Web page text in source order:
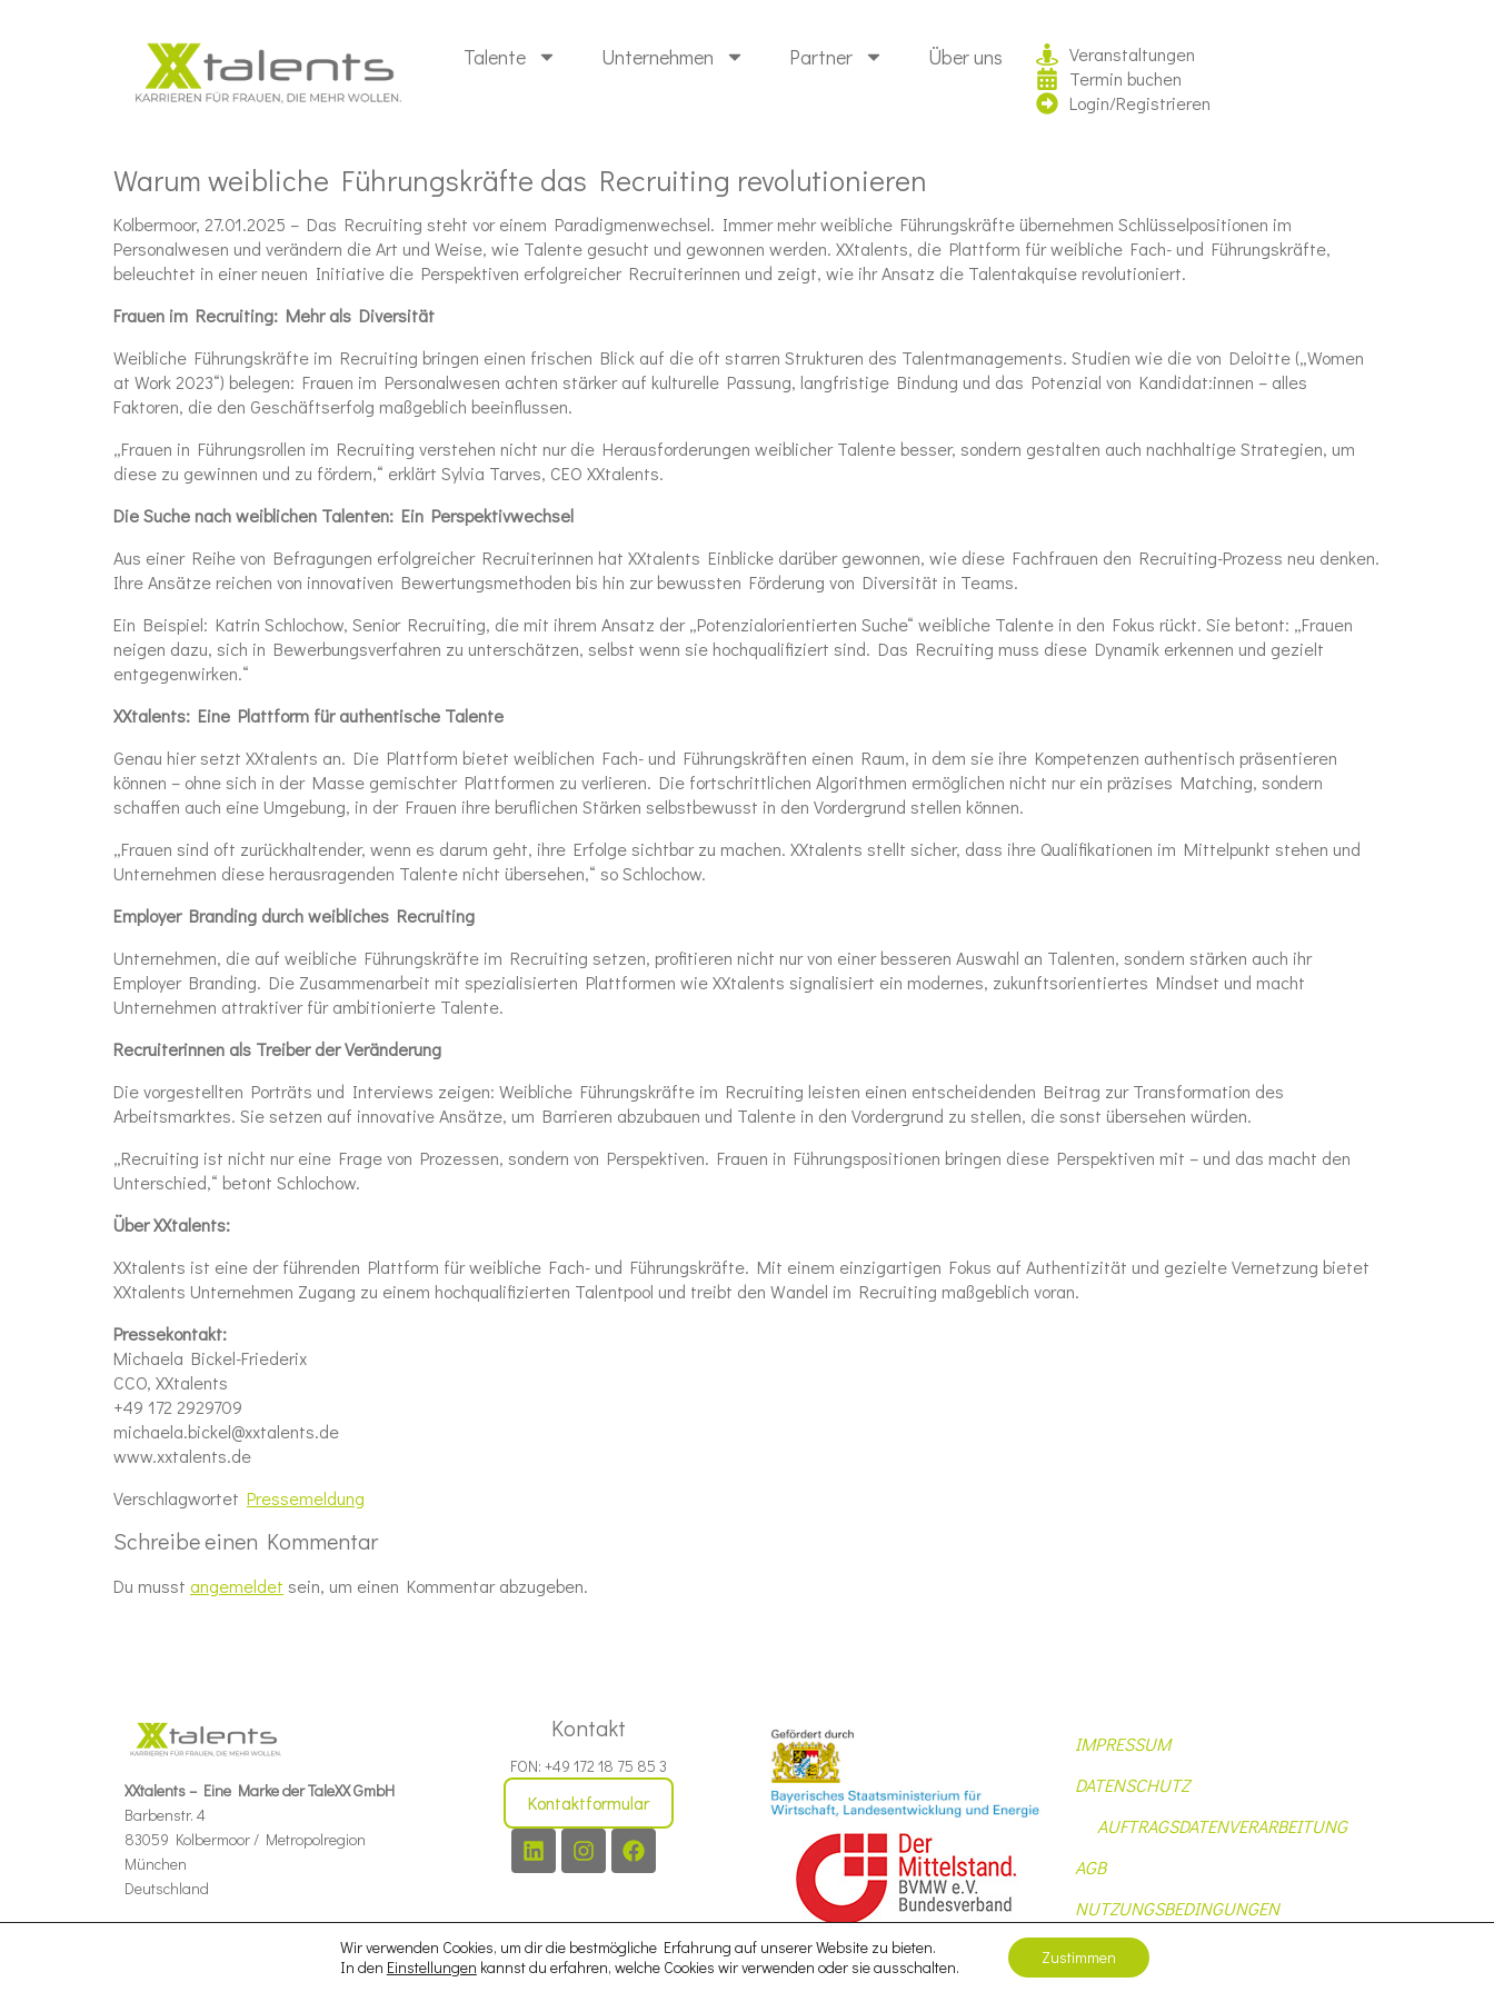
Talente Unternehmen Partner Über uns
Veranstaltungen
Termin buchen
Login/Registrieren
Warum weibliche Führungskräfte das Recruiting revolutionieren
Kolbermoor, 27.01.2025 – Das Recruiting steht vor einem Paradigmenwechsel. Immer mehr weibliche Führungskräfte übernehmen Schlüsselpositionen im
Personalwesen und verändern die Art und Weise, wie Talente gesucht und gewonnen werden. XXtalents, die Plattform für weibliche Fach- und Führungskräfte,
beleuchtet in einer neuen Initiative die Perspektiven erfolgreicher Recruiterinnen und zeigt, wie ihr Ansatz die Talentakquise revolutioniert.
Frauen im Recruiting: Mehr als Diversität
Weibliche Führungskräfte im Recruiting bringen einen frischen Blick auf die oft starren Strukturen des Talentmanagements. Studien wie die von Deloitte („Women
at Work 2023“) belegen: Frauen im Personalwesen achten stärker auf kulturelle Passung, langfristige Bindung und das Potenzial von Kandidat:innen – alles
Faktoren, die den Geschäftserfolg maßgeblich beeinflussen.
„Frauen in Führungsrollen im Recruiting verstehen nicht nur die Herausforderungen weiblicher Talente besser, sondern gestalten auch nachhaltige Strategien, um
diese zu gewinnen und zu fördern,“ erklärt Sylvia Tarves, CEO XXtalents.
Die Suche nach weiblichen Talenten: Ein Perspektivwechsel
Aus einer Reihe von Befragungen erfolgreicher Recruiterinnen hat XXtalents Einblicke darüber gewonnen, wie diese Fachfrauen den Recruiting-Prozess neu denken.
Ihre Ansätze reichen von innovativen Bewertungsmethoden bis hin zur bewussten Förderung von Diversität in Teams.
Ein Beispiel: Katrin Schlochow, Senior Recruiting, die mit ihrem Ansatz der „Potenzialorientierten Suche“ weibliche Talente in den Fokus rückt. Sie betont: „Frauen
neigen dazu, sich in Bewerbungsverfahren zu unterschätzen, selbst wenn sie hochqualifiziert sind. Das Recruiting muss diese Dynamik erkennen und gezielt
entgegenwirken.“
XXtalents: Eine Plattform für authentische Talente
Genau hier setzt XXtalents an. Die Plattform bietet weiblichen Fach- und Führungskräften einen Raum, in dem sie ihre Kompetenzen authentisch präsentieren
können – ohne sich in der Masse gemischter Plattformen zu verlieren. Die fortschrittlichen Algorithmen ermöglichen nicht nur ein präzises Matching, sondern
schaffen auch eine Umgebung, in der Frauen ihre beruflichen Stärken selbstbewusst in den Vordergrund stellen können.
„Frauen sind oft zurückhaltender, wenn es darum geht, ihre Erfolge sichtbar zu machen. XXtalents stellt sicher, dass ihre Qualifikationen im Mittelpunkt stehen und
Unternehmen diese herausragenden Talente nicht übersehen,“ so Schlochow.
Employer Branding durch weibliches Recruiting
Unternehmen, die auf weibliche Führungskräfte im Recruiting setzen, profitieren nicht nur von einer besseren Auswahl an Talenten, sondern stärken auch ihr
Employer Branding. Die Zusammenarbeit mit spezialisierten Plattformen wie XXtalents signalisiert ein modernes, zukunftsorientiertes Mindset und macht
Unternehmen attraktiver für ambitionierte Talente.
Recruiterinnen als Treiber der Veränderung
Die vorgestellten Porträts und Interviews zeigen: Weibliche Führungskräfte im Recruiting leisten einen entscheidenden Beitrag zur Transformation des
Arbeitsmarktes. Sie setzen auf innovative Ansätze, um Barrieren abzubauen und Talente in den Vordergrund zu stellen, die sonst übersehen würden.
„Recruiting ist nicht nur eine Frage von Prozessen, sondern von Perspektiven. Frauen in Führungspositionen bringen diese Perspektiven mit – und das macht den
Unterschied,“ betont Schlochow.
Über XXtalents:
XXtalents ist eine der führenden Plattform für weibliche Fach- und Führungskräfte. Mit einem einzigartigen Fokus auf Authentizität und gezielte Vernetzung bietet
XXtalents Unternehmen Zugang zu einem hochqualifizierten Talentpool und treibt den Wandel im Recruiting maßgeblich voran.
Pressekontakt:
Michaela Bickel-Friederix
CCO, XXtalents
+49 172 2929709
michaela.bickel@xxtalents.de
www.xxtalents.de
Verschlagwortet Pressemeldung
Schreibe einen Kommentar
Du musst angemeldet sein, um einen Kommentar abzugeben.
XXtalents – Eine Marke der TaleXX GmbH
Barbenstr. 4
83059 Kolbermoor / Metropolregion
München
Deutschland
Kontakt
FON: +49 172 18 75 85 3
Kontaktformular
IMPRESSUM
DATENSCHUTZ
AUFTRAGSDATENVERARBEITUNG
AGB
NUTZUNGSBEDINGUNGEN
Wir verwenden Cookies, um dir die bestmögliche Erfahrung auf unserer Website zu bieten.
In den Einstellungen kannst du erfahren, welche Cookies wir verwenden oder sie ausschalten. Zustimmen